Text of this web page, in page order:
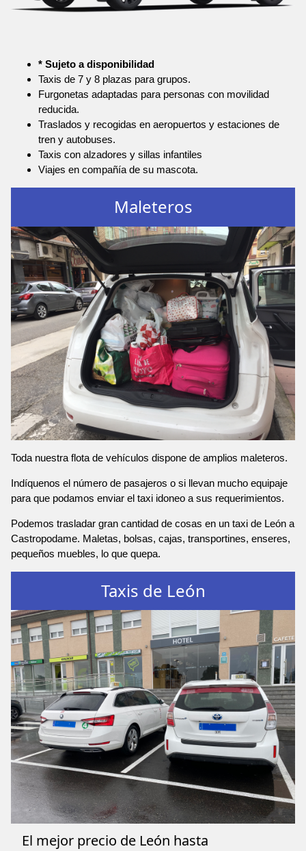
* Sujeto a disponibilidad
Taxis de 7 y 8 plazas para grupos.
Furgonetas adaptadas para personas con movilidad
reducida.
Traslados y recogidas en aeropuertos y estaciones de
tren y autobuses.
Taxis con alzadores y sillas infantiles
Viajes en compañía de su mascota.
Maleteros
Toda nuestra flota de vehículos dispone de amplios maleteros.
Indíquenos el número de pasajeros o si llevan mucho equipaje
para que podamos enviar el taxi idoneo a sus requerimientos.
Podemos trasladar gran cantidad de cosas en un taxi de León a
Castropodame. Maletas, bolsas, cajas, transportines, enseres,
pequeños muebles, lo que quepa.
Taxis de León
El mejor precio de León hasta